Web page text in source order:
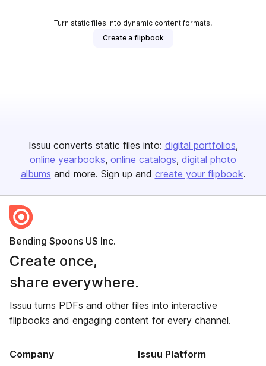
Turn static files into dynamic content formats.
Create a flipbook
Issuu converts static files into: digital portfolios
online yearbooks online catalogs digital photo
albums and more. Sign up and create your flipbook.
Bending Spoons US Inc.
Create once,
share everywhere.
Issuu turns PDFs and other files into interactive
flipbooks and engaging content for every channel.
Company Issuu Platform